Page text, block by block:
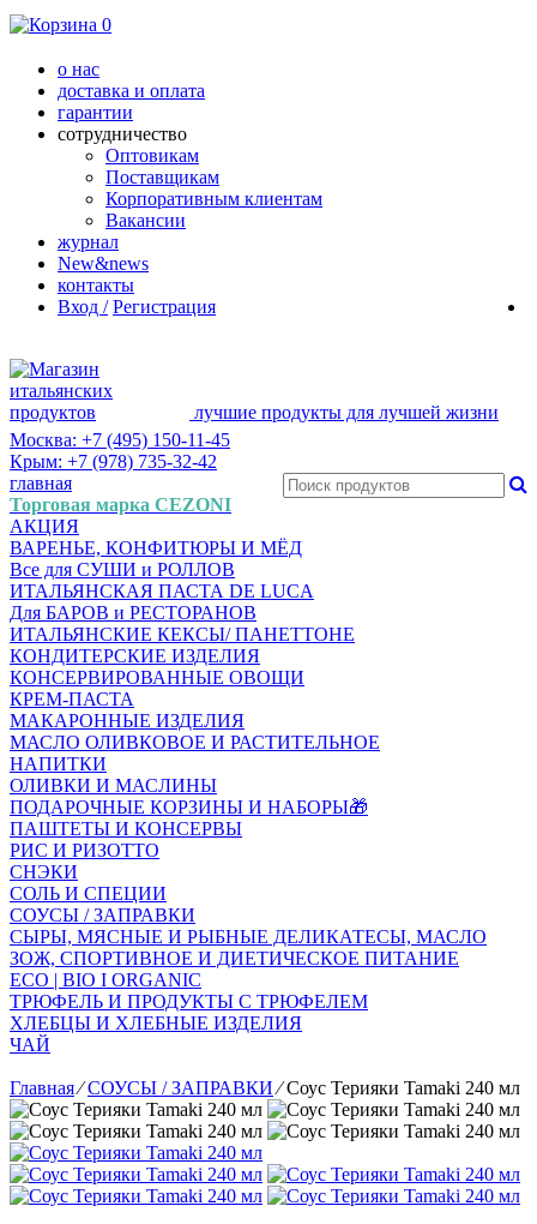
0
о нас
доставка и оплата
гарантии
сотрудничество
Оптовикам
Поставщикам
Корпоративным клиентам
Вакансии
журнал
New&news
контакты
Вход / Регистрация
лучшие продукты для лучшей жизни
Москва: +7 (495) 150-11-45
Крым: +7 (978) 735-32-42
главная
Торговая марка CEZONI
АКЦИЯ
ВАРЕНЬЕ, КОНФИТЮРЫ И МЁД
Все для СУШИ и РОЛЛОВ
ИТАЛЬЯНСКАЯ ПАСТА DE LUCA
Для БАРОВ и РЕСТОРАНОВ
ИТАЛЬЯНСКИЕ КЕКСЫ/ ПАНЕТТОНЕ
КОНДИТЕРСКИЕ ИЗДЕЛИЯ
КОНСЕРВИРОВАННЫЕ ОВОЩИ
КРЕМ-ПАСТА
МАКАРОННЫЕ ИЗДЕЛИЯ
МАСЛО ОЛИВКОВОЕ И РАСТИТЕЛЬНОЕ
НАПИТКИ
ОЛИВКИ И МАСЛИНЫ
ПОДАРОЧНЫЕ КОРЗИНЫ И НАБОРЫ🎁
ПАШТЕТЫ И КОНСЕРВЫ
РИС И РИЗОТТО
СНЭКИ
СОЛЬ И СПЕЦИИ
СОУСЫ / ЗАПРАВКИ
СЫРЫ, МЯСНЫЕ И РЫБНЫЕ ДЕЛИКАТЕСЫ, МАСЛО
ЗОЖ, СПОРТИВНОЕ И ДИЕТИЧЕСКОЕ ПИТАНИЕ
ECO | BIO I ORGANIC
ТРЮФЕЛЬ И ПРОДУКТЫ С ТРЮФЕЛЕМ
ХЛЕБЦЫ И ХЛЕБНЫЕ ИЗДЕЛИЯ
ЧАЙ
Главная⁄СОУСЫ / ЗАПРАВКИ ⁄ Соус Терияки Tamaki 240 мл